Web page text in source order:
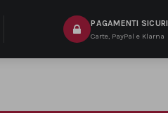
PAGAMENTI SICURI
Carte, PayPal e Klarna